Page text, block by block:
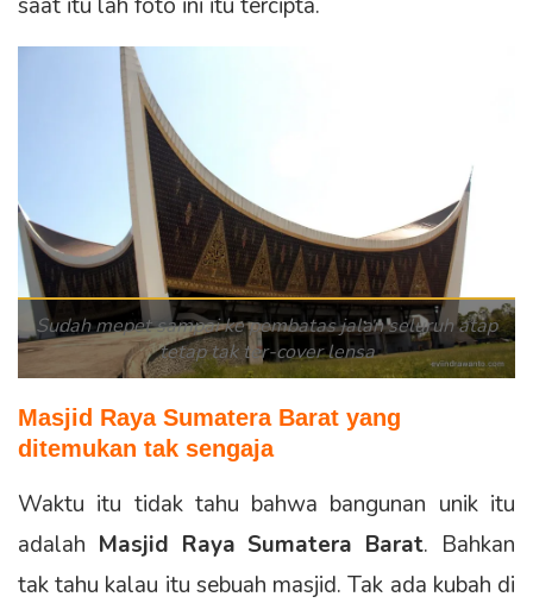
saat itu lah foto ini itu tercipta.
Sudah mepet sampai ke pembatas jalan seluruh atap
tetap tak ter-cover lensa
Masjid Raya Sumatera Barat yang
ditemukan tak sengaja
Waktu itu tidak tahu bahwa bangunan unik itu
adalah Masjid Raya Sumatera Barat. Bahkan
tak tahu kalau itu sebuah masjid. Tak ada kubah di